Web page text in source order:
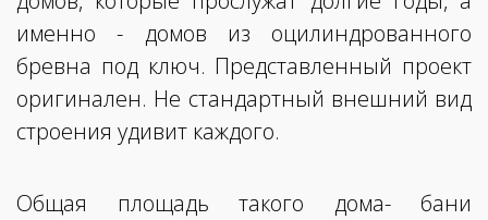
именно - домов из оцилиндрованного
бревна под ключ. Представленный проект
оригинален. Не стандартный внешний вид
строения удивит каждого.
Общая площадь такого дома- бани